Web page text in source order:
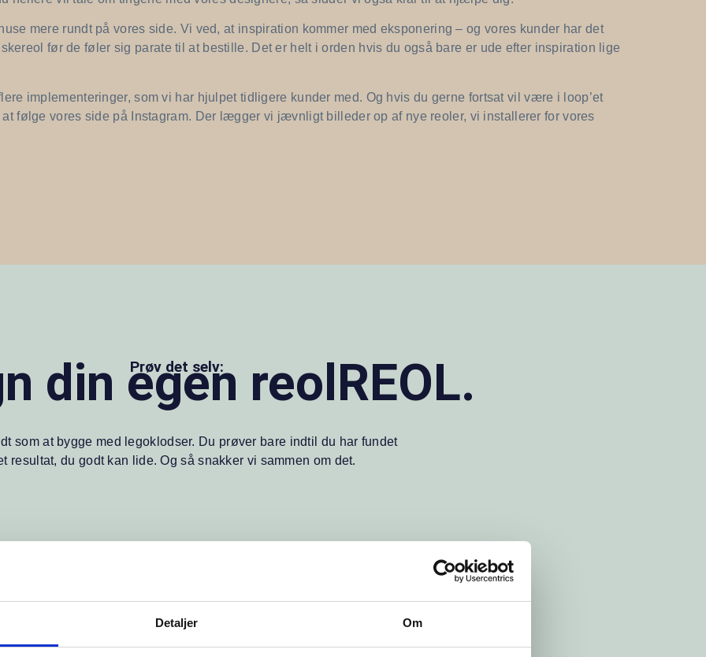
Detaljer Om
mere rundt på vores side. Vi ved, at inspiration kommer med eksponering – og vores kunder har det
før de føler sig parate til at bestille. Det er helt i orden hvis du også bare er ude efter inspiration lige
implementeringer, som vi har hjulpet tidligere kunder med. Og hvis du gerne fortsat vil være i loop’et
følge vores side på Instagram. Der lægger vi jævnligt billeder op af nye reoler, vi installerer for vores
Prøv det selv:
din egen reolREOL.
som at bygge med legoklodser. Du prøver bare indtil du har fundet
resultat, du godt kan lide. Og så snakker vi sammen om det.